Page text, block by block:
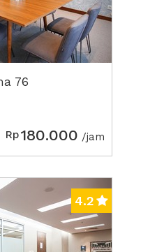
76
Rp180.000 /jam
Next2
4.2